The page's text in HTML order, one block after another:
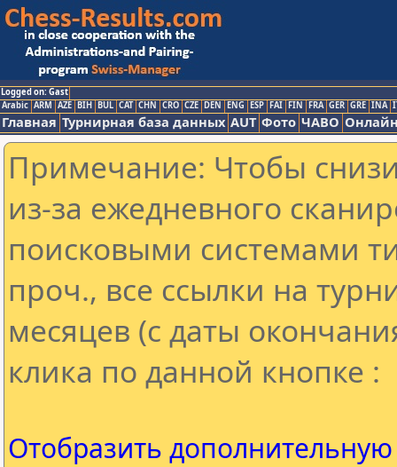
Logged on: Gast
Arabic ARM AZE BIH BUL CAT CHN CRO CZE DEN ENG ESP FAI FIN FRA GER GRE INA
Главная Турнирная база данных AUT Фото ЧАВО
Примечание: Чтобы
из-за ежедневного
поисковыми системами
проч., все ссылки на
месяцев (с даты
клика по данной кнопке :
Отобразить